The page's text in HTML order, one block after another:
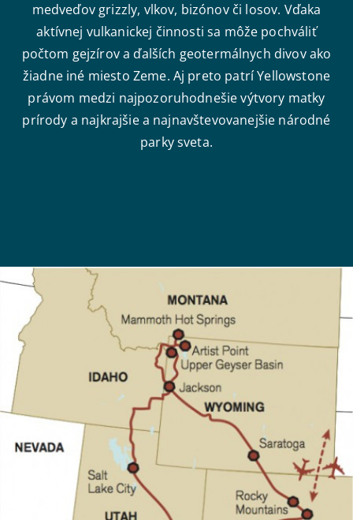
medveďov grizzly, vlkov, bizónov či losov. Vďaka
aktívnej vulkanickej činnosti sa môže pochváliť
počtom gejzírov a ďalších geotermálnych divov ako
žiadne iné miesto Zeme. Aj preto patrí Yellowstone
právom medzi najpozoruhodnešie výtvory matky
prírody a najkrajšie a najnavštevovanejšie národné
parky sveta.